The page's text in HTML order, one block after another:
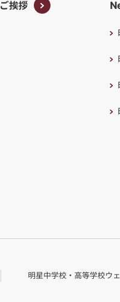
ご挨拶
明星中学校・高等学校ウ